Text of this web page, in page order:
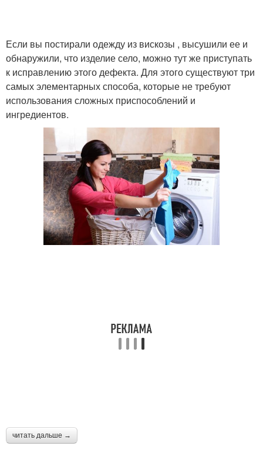
Если вы постирали одежду из вискозы , высушили ее и
обнаружили, что изделие село, можно тут же приступать
к исправлению этого дефекта. Для этого существуют три
самых элементарных способа, которые не требуют
использования сложных приспособлений и
ингредиентов.
читать дальше →